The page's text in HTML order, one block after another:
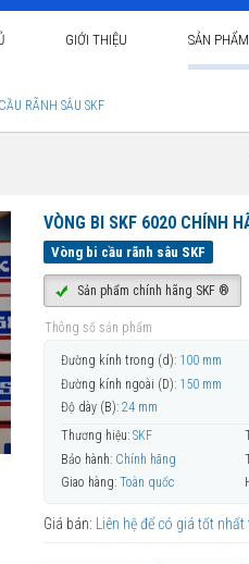
GIỚI THIỆU SẢN PHẨM
RÃNH SÂU SKF
VÒNG BI SKF 6020 CHÍNH
Vòng bi cầu rãnh sâu SKF
Sản phẩm chính hãng SKF ®
Thông số sản phẩm
Đường kính trong (d): 100 mm
Đường kính ngoài (D): 150 mm
Độ dày (B): 24 mm
Thương hiệu: SKF
Bảo hành: Chính hãng
Giao hàng: Toàn quốc
Giá bán: Liên hệ để có giá tốt